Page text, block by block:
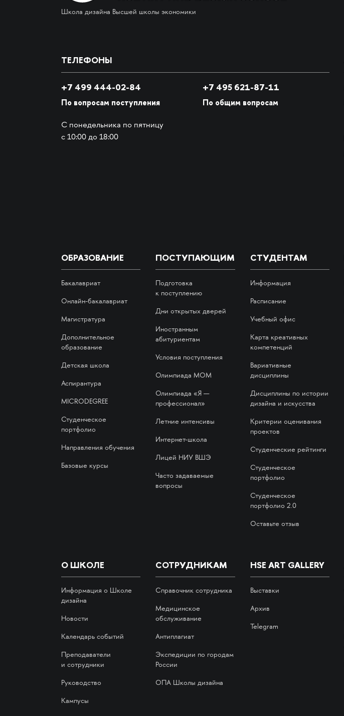
Школа дизайна Высшей школы экономики
ТЕЛЕФОНЫ
+7 499 444-02-84
По вопросам поступления
С понедельника по пятницу
с 10:00 до 18:00
+7 495 621-87-11
По общим вопросам
ОБРАЗОВАНИЕ
Бакалавриат
Онлайн-бакалавриат
Магистратура
Дополнительное
образование
Детская школа
Аспирантура
MICRODEGREE
Студенческое
портфолио
Направления обучения
Базовые курсы
ПОСТУПАЮЩИМ
Подготовка
к поступлению
Дни открытых дверей
Иностранным
абитуриентам
Условия поступления
Олимпиада МОМ
Олимпиада «Я —
профессионал»
Летние интенсивы
Интернет-школа
Лицей НИУ ВШЭ
Часто задаваемые
вопросы
СТУДЕНТАМ
Информация
Расписание
Учебный офис
Карта креативных
компетенций
Вариативные
дисциплины
Дисциплины по истории
дизайна и искусства
Критерии оценивания
проектов
Студенческие рейтинги
Студенческое
портфолио
Студенческое
портфолио 2.0
Оставьте отзыв
О ШКОЛЕ
Информация о Школе
дизайна
Новости
Календарь событий
Преподаватели
и сотрудники
Руководство
Кампусы
СОТРУДНИКАМ
Справочник сотрудника
Медицинское
обслуживание
Антиплагиат
Экспедиции по городам
России
ОПА Школы дизайна
HSE ART GALLERY
Выставки
Архив
Telegram